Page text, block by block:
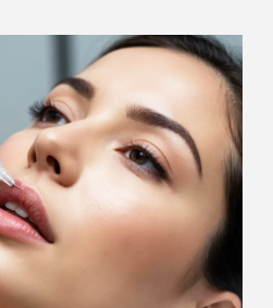
на первое свидание!
-20%